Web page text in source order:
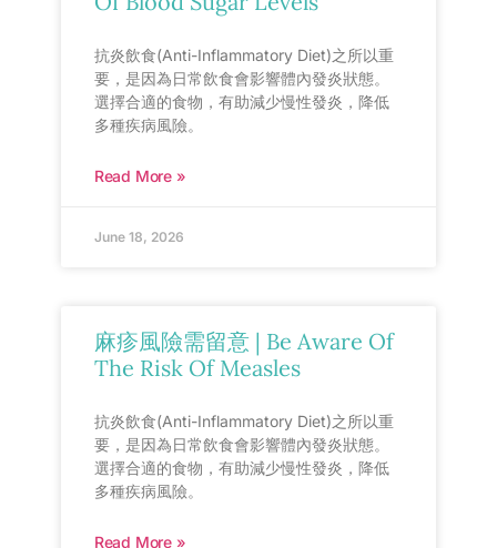
抗炎飲食(Anti-Inflammatory Diet)之所以重
要，是因為日常飲食會影響體內發炎狀態。
選擇合適的食物，有助減少慢性發炎，降低
多種疾病風險。
Read More »
June 18, 2026
麻疹風險需留意 | Be Aware Of
The Risk Of Measles
抗炎飲食(Anti-Inflammatory Diet)之所以重
要，是因為日常飲食會影響體內發炎狀態。
選擇合適的食物，有助減少慢性發炎，降低
多種疾病風險。
Read More »